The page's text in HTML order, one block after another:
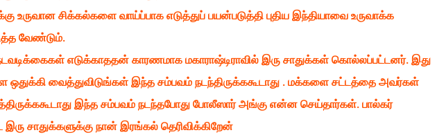
உருவான சிக்கல்களை வாய்ப்பாக எடுத்துப் பயன்படுத்தி புதிய இந்தியாவை உருவாக்க
வேண்டும்.
எடுக்காததன் காரணமாக மகாராஷ்டிராவில் இரு சாதுக்கள் கொல்லப்பட்டனர். இது
ஒதுக்கி வைத்துவிடுங்கள் இந்த சம்பவம் நடந்திருக்ககூடாது . மக்களை சட்டத்தை அவர்கள்
இந்த சம்பவம் நடந்தபோது போலீஸார் அங்கு என்ன செய்தார்கள். பால்கர்
சாதுக்களுக்கு நான் இரங்கல் தெரிவிக்கிறேன்